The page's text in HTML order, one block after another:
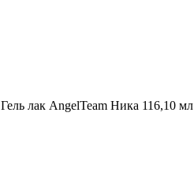
Гель лак AngelTeam Ника 116,10 мл